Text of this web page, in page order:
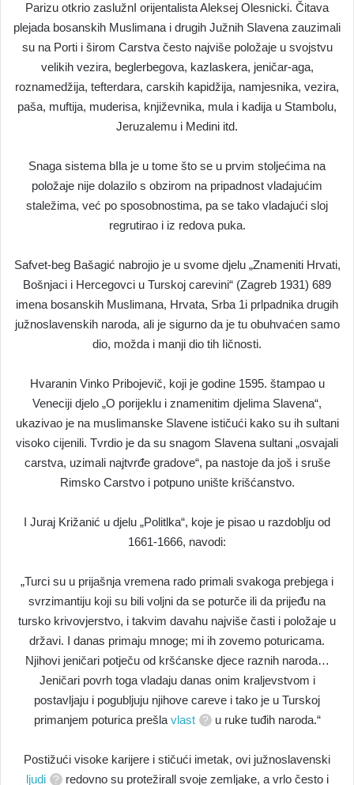
Parizu otkrio zaslužnI orijentalista Aleksej Olesnicki. Čitava
plejada bosanskih Muslimana i drugih Južnih Slavena zauzimali
su na Porti i širom Carstva često najviše položaje u svojstvu
velikih vezira, beglerbegova, kazlaskera, jeničar-aga,
roznamedžija, tefterdara, carskih kapidžija, namjesnika, vezira,
paša, muftija, muderisa, književnika, mula i kadija u Stambolu,
Jeruzalemu i Medini itd.
Snaga sistema bIla je u tome što se u prvim stoljećima na
položaje nije dolazilo s obzirom na pripadnost vladajućim
staležima, već po sposobnostima, pa se tako vladajući sloj
regrutirao i iz redova puka.
Safvet-beg Bašagić nabrojio je u svome djelu „Znameniti Hrvati,
Bošnjaci i Hercegovci u Turskoj carevini“ (Zagreb 1931) 689
imena bosanskih Muslimana, Hrvata, Srba 1i prlpadnika drugih
južnoslavenskih naroda, ali je sigurno da je tu obuhvaćen samo
dio, možda i manji dio tih Iičnosti.
Hvaranin Vinko Pribojevič, koji je godine 1595. štampao u
Veneciji djelo „O porijeklu i znamenitim djelima Slavena“,
ukazivao je na muslimanske Slavene ističući kako su ih sultani
visoko cijenili. Tvrdio je da su snagom Slavena sultani „osvajali
carstva, uzimali najtvrđe gradove“, pa nastoje da još i sruše
Rimsko Carstvo i potpuno unište krišćanstvo.
I Juraj Križanić u djelu „Politlka“, koje je pisao u razdoblju od
1661-1666, navodi:
„Turci su u prijašnja vremena rado primali svakoga prebjega i
svrzimantiju koji su bili voljni da se poturče ili da prijeđu na
tursko krivovjerstvo, i takvim davahu najviše časti i položaje u
državi. I danas primaju mnoge; mi ih zovemo poturicama.
Njihovi jeničari potječu od kršćanske djece raznih naroda…
Jeničari povrh toga vladaju danas onim kraljevstvom i
postavljaju i pogubljuju njihove careve i tako je u Turskoj
primanjem poturica prešla vlast u ruke tuđih naroda.“
Postižući visoke karijere i stičući imetak, ovi južnoslavenski
ljudi
redovno su protežirall svoje zemljake, a vrlo često i